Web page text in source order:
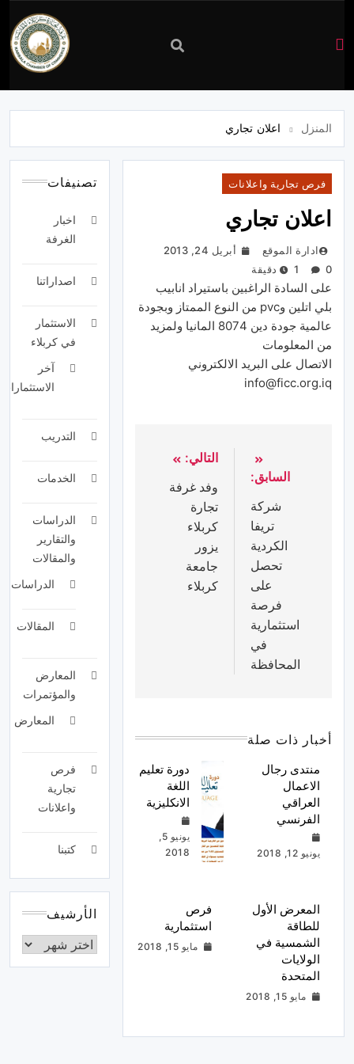
غرفة
كربلاء
المنزل اعلان تجاري
فرص تجارية واعلانات
اعلان تجاري
ادارة الموقع
أبريل 24, 2013
0
1 دقيقة
على السادة الراغبين باستيراد انابيب
بلي اتلين وpvc من النوع الممتاز وبجودة
عالمية جودة دين 8074 المانيا ولمزيد
من المعلومات
الاتصال على البريد الالكتروني
info@ficc.org.iq
السابق:
شركة
تريفا
الكردية
تحصل
على
فرصة
استثمارية
في
المحافظة
التالي:
وفد غرفة
تجارة
كربلاء
يزور
جامعة
كربلاء
أخبار ذات صلة
منتدى رجال
الاعمال
العراقي
الفرنسي
يونيو 12, 2018
دورة تعليم
اللغة
الانكليزية
يونيو 5,
2018
المعرض الأول
للطاقة
الشمسية في
الولايات
المتحدة
مايو 15, 2018
فرص
استثمارية
مايو 15, 2018
تصنيفات
اخبار
الغرفة
اصداراتنا
الاستثمار
في كربلاء
آخر
الاستثمارات
التدريب
الخدمات
الدراسات
والتقارير
والمقالات
الدراسات
المقالات
المعارض
والمؤتمرات
المعارض
فرص
تجارية
واعلانات
كتبنا
الأرشيف